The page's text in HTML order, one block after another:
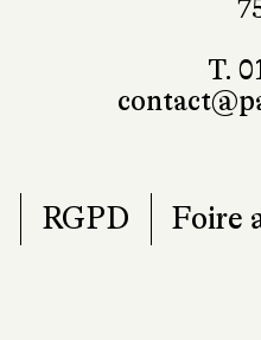
T.
RGPD Foire